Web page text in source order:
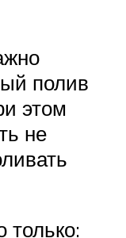
полив
этом
не
только: